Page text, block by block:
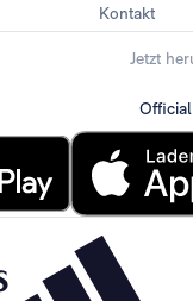
Kontakt
Jetzt